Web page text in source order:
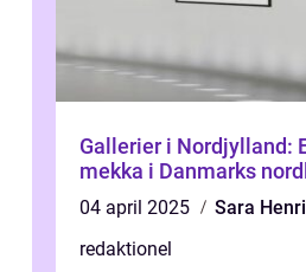
Gallerier i Nordjylland:
mekka i Danmarks
04 april 2025
Sara
redaktionel